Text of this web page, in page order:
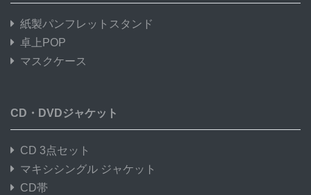
紙製パンフレットスタンド
卓上POP
マスクケース
CD・DVDジャケット
CD 3点セット
マキシシングル ジャケット
CD帯